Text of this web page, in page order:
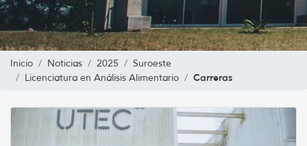
Inicio Noticias 2025
Suroeste
Licenciatura en Análisis Alimentario
Carreras